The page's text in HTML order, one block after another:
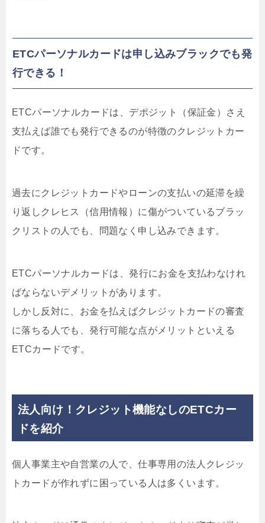
ETCパーソナルカードは申し込みブラックでも発
行できる！
ETCパーソナルカードは、デポジット（保証金）さえ
支払えば誰でも発行できるのが特徴のクレジットカー
ドです。
過去にクレジットカードやローンの支払いの延滞を繰
り返しクレヒス（信用情報）に傷がついているブラッ
クリストの人でも、問題なく申し込みできます。
ETCパーソナルカードは、発行にお金を支払わなけれ
ばならないデメリットがあります。
しかし反対に、お金を払えばクレジットカードの審査
に落ちる人でも、発行可能な点がメリットといえる
ETCカードです。
法人向け！クレジット機能なしのETCカー
ドを紹介
個人事業主や自営業の人で、仕事専用の法人クレジッ
トカードが作れずに困っている人は多くいます。